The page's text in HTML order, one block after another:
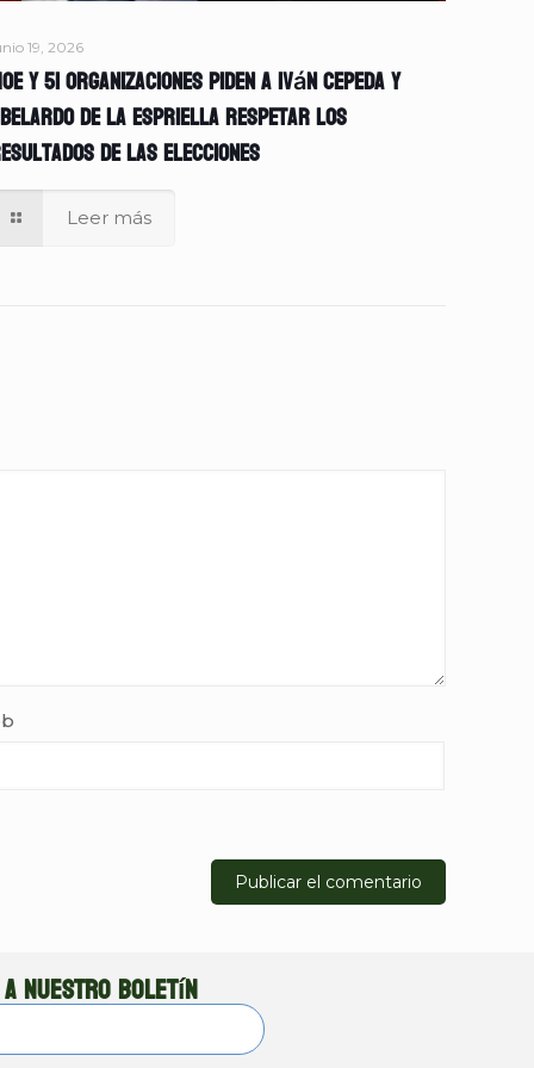
19, 2026
y 51 organizaciones piden a Iván Cepeda y
de la Espriella respetar los
de las elecciones
Leer más
nuestro boletín